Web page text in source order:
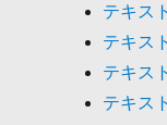
テキス
テキス
テキス
テキス